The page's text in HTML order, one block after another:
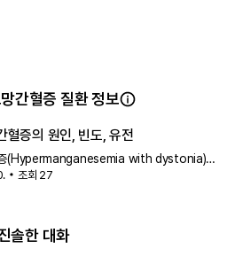
간혈증 질환 정보
혈증의 원인, 빈도, 유전
증(Hypermanganesemia with dystonia)은
게 축적되는 유전 질환
조회 27
솔한 대화